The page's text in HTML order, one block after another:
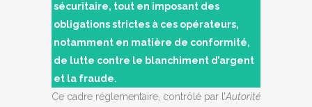
sécuritaire, tout en imposant des
obligations strictes à ces opérateurs,
notamment en matière de conformité,
de lutte contre le blanchiment d’argent
et la fraude.
Ce cadre réglementaire, contrôlé par l’Autorité